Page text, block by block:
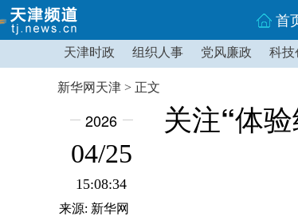
首
天津时政 组织人事 党风廉政 科技
新华网天津 > 正文
2026
04/25
15:08:34
来源: 新华网
关注“体